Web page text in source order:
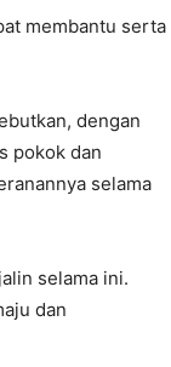
membantu serta
dengan
pokok dan
selama
selama ini.
dan